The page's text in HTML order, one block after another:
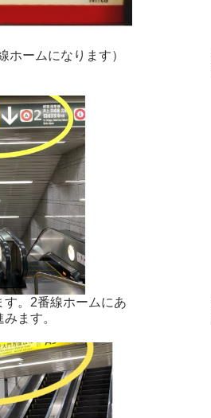
ームになります）
。2番線ホームにあ
ます。